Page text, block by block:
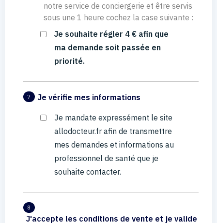
notre service de conciergerie et être servis
sous une 1 heure cochez la case suivante :
Je souhaite régler 4 € afin que
ma demande soit passée en
priorité.
7 Je vérifie mes informations
Je mandate expressément le site
allodocteur.fr afin de transmettre
mes demandes et informations au
professionnel de santé que je
souhaite contacter.
8
J'accepte les conditions de vente et je valide